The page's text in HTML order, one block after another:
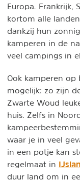
Europa. Frankrijk,
kortom alle
dankzij hun
kamperen in de
veel campings in
Ook kamperen
mogelijk: zo zijn
Zwarte Woud
huis. Zelfs in
waar je in veel
in een potje kan
regelmaat in
duur land om in